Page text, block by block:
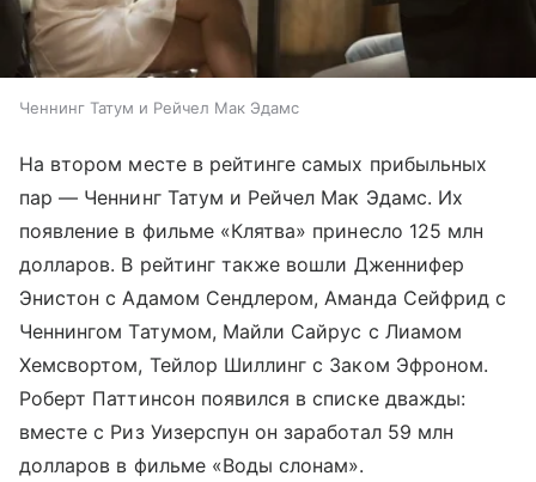
Ченнинг Татум и Рейчел Мак Эдамс
На втором месте в рейтинге самых прибыльных
пар — Ченнинг Татум и Рейчел Мак Эдамс. Их
появление в фильме «Клятва» принесло 125 млн
долларов. В рейтинг также вошли Дженнифер
Энистон с Адамом Сендлером, Аманда Сейфрид с
Ченнингом Татумом, Майли Сайрус с Лиамом
Хемсвортом, Тейлор Шиллинг с Заком Эфроном.
Роберт Паттинсон появился в списке дважды:
вместе с Риз Уизерспун он заработал 59 млн
долларов в фильме «Воды слонам».